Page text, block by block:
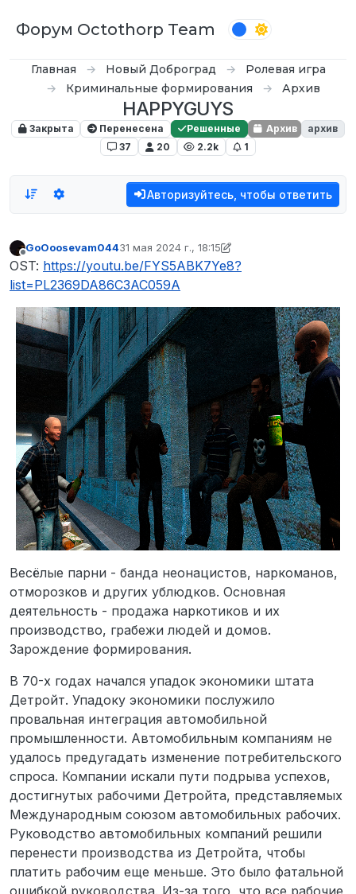
Форум Octothorp Team
Главная Новый Доброград
Ролевая игра
Криминальные формирования
Архив
HAPPYGUYS
Закрыта Перенесена Решенные Архив
архив
37
20 2.2k 1
Авторизуйтесь, чтобы ответить
Не в сети
GoOoosevam04431 мая 2024 г., 18:15
отредактировано GoOoosevam044
OST: https://youtu.be/FYS5ABK7Ye8?
list=PL2369DA86C3AC059A
Весёлые парни - банда неонацистов, наркоманов,
отморозков и других ублюдков. Основная
деятельность - продажа наркотиков и их
производство, грабежи людей и домов.
Зарождение формирования.
В 70-х годах начался упадок экономики штата
Детройт. Упадоку экономики послужило
провальная интеграция автомобильной
промышленности. Автомобильным компаниям не
удалось предугадать изменение потребительского
спроса. Компании искали пути подрыва успехов,
достигнутых рабочими Детройта, представляемых
Международным союзом автомобильных рабочих.
Руководство автомобильных компаний решили
перенести производства из Детройта, чтобы
платить рабочим еще меньше. Это было фатальной